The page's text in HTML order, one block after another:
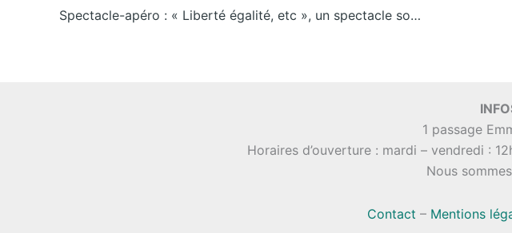
Spectacle-apéro : « Liberté égalité, etc », un spectacle soutenu par les DONUTistes !
1 passage
Horaires d’ouverture : mardi – vendredi :
Nous
Contact – Mentions